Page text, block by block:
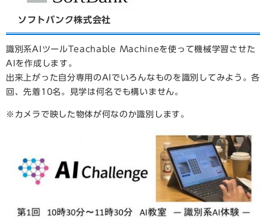
ソフトバンク株式会社
識別系AIツールTeachable Machineを使って機械学習させた
AIを作成します。
出来上がった自分専用のAIでいろんなものを識別してみよう。各
回、先着10名。見学は何名でも構いません。
※カメラで映した物体が何なのか識別します。